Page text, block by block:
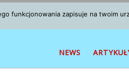
NEWS
funkcjonowania zapisuje na twoim